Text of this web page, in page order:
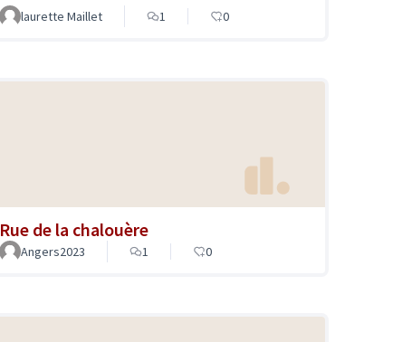
laurette Maillet 1 0
Rue de la chalouère
Angers2023 1 0